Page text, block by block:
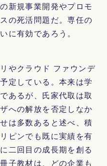
新規事業開発やプロモ
の死活問題だ。専任の
に有効であろう。
やクラウド ファウンデ
定している。本来は学
あるが、氏家代取は取
への解放を否定しなか
は多数あると述べ、積
ピンでも既に実績を有
二回目の成長期を創る
子教材は、どの企業も